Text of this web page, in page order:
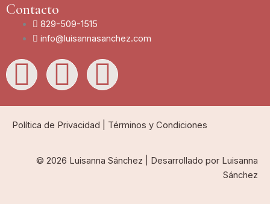
Contacto
829-509-1515
info@luisannasanchez.com
L
i
n
k
I
n
s
t
Y
o
u
t
Política de Privacidad Términos y Condiciones
© 2026 Luisanna Sánchez | Desarrollado por Luisanna
Sánchez